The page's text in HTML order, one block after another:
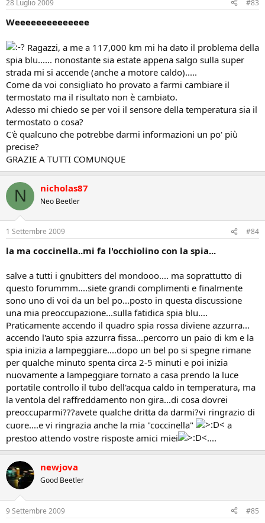
28 Luglio 2009 #83
Weeeeeeeeeeeeee
Ragazzi, a me a 117,000 km mi ha dato il problema della
spia blu...... nonostante sia estate appena salgo sulla super
strada mi si accende (anche a motore caldo).....
Come da voi consigliato ho provato a farmi cambiare il
termostato ma il risultato non è cambiato.
Adesso mi chiedo se per voi il sensore della temperatura sia il
termostato o cosa?
C'è qualcuno che potrebbe darmi informazioni un po' più
precise?
GRAZIE A TUTTI COMUNQUE
N nicholas87
Neo Beetler
1 Settembre 2009 #84
la ma coccinella..mi fa l'occhiolino con la spia...
salve a tutti i gnubitters del mondooo.... ma soprattutto di
questo forummm....siete grandi complimenti e finalmente
sono uno di voi da un bel po...posto in questa discussione
una mia preoccupazione...sulla fatidica spia blu....
Praticamente accendo il quadro spia rossa diviene azzurra...
accendo l'auto spia azzurra fissa...percorro un paio di km e la
spia inizia a lampeggiare....dopo un bel po si spegne rimane
per qualche minuto spenta circa 2-5 minuti e poi inizia
nuovamente a lampeggiare tornato a casa prendo la luce
portatile controllo il tubo dell'acqua caldo in temperatura, ma
la ventola del raffreddamento non gira...di cosa dovrei
preoccuparmi???avete qualche dritta da darmi?vi ringrazio di
cuore....e vi ringrazia anche la mia "coccinella"
a
prestoo attendo vostre risposte amici miei
....
newjova
Good Beetler
9 Settembre 2009 #85